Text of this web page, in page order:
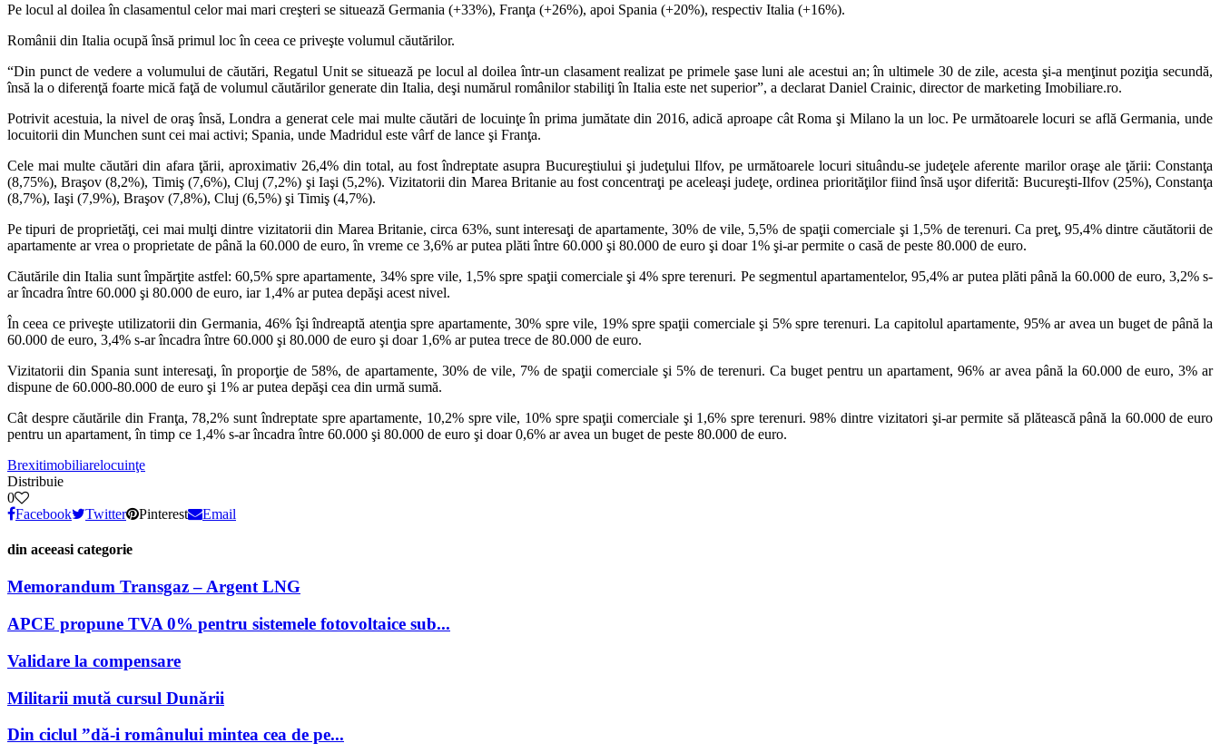
Pe locul al doilea în clasamentul celor mai mari creşteri se situează Germania (+33%), Franţa (+26%), apoi Spania (+20%), respectiv Italia (+16%).
Românii din Italia ocupă însă primul loc în ceea ce priveşte volumul căutărilor.
“Din punct de vedere a volumului de căutări, Regatul Unit se situează pe locul al doilea într-un clasament realizat pe primele şase luni ale acestui an; în ultimele 30 de zile, acesta şi-a menţinut poziţia secundă,
însă la o diferenţă foarte mică faţă de volumul căutărilor generate din Italia, deşi numărul românilor stabiliţi în Italia este net superior”, a declarat Daniel Crainic, director de marketing Imobiliare.ro.
Potrivit acestuia, la nivel de oraş însă, Londra a generat cele mai multe căutări de locuinţe în prima jumătate din 2016, adică aproape cât Roma şi Milano la un loc. Pe următoarele locuri se află Germania, unde
locuitorii din Munchen sunt cei mai activi; Spania, unde Madridul este vârf de lance şi Franţa.
Cele mai multe căutări din afara ţării, aproximativ 26,4% din total, au fost îndreptate asupra Bucureştiului şi judeţului Ilfov, pe următoarele locuri situându-se judeţele aferente marilor oraşe ale ţării: Constanţa
(8,75%), Braşov (8,2%), Timiş (7,6%), Cluj (7,2%) şi Iaşi (5,2%). Vizitatorii din Marea Britanie au fost concentraţi pe aceleaşi judeţe, ordinea priorităţilor fiind însă uşor diferită: Bucureşti-Ilfov (25%), Constanţa
(8,7%), Iaşi (7,9%), Braşov (7,8%), Cluj (6,5%) şi Timiş (4,7%).
Pe tipuri de proprietăţi, cei mai mulţi dintre vizitatorii din Marea Britanie, circa 63%, sunt interesaţi de apartamente, 30% de vile, 5,5% de spaţii comerciale şi 1,5% de terenuri. Ca preţ, 95,4% dintre căutătorii de
apartamente ar vrea o proprietate de până la 60.000 de euro, în vreme ce 3,6% ar putea plăti între 60.000 şi 80.000 de euro şi doar 1% şi-ar permite o casă de peste 80.000 de euro.
Căutările din Italia sunt împărţite astfel: 60,5% spre apartamente, 34% spre vile, 1,5% spre spaţii comerciale şi 4% spre terenuri. Pe segmentul apartamentelor, 95,4% ar putea plăti până la 60.000 de euro, 3,2% s-
ar încadra între 60.000 şi 80.000 de euro, iar 1,4% ar putea depăşi acest nivel.
În ceea ce priveşte utilizatorii din Germania, 46% îşi îndreaptă atenţia spre apartamente, 30% spre vile, 19% spre spaţii comerciale şi 5% spre terenuri. La capitolul apartamente, 95% ar avea un buget de până la
60.000 de euro, 3,4% s-ar încadra între 60.000 şi 80.000 de euro şi doar 1,6% ar putea trece de 80.000 de euro.
Vizitatorii din Spania sunt interesaţi, în proporţie de 58%, de apartamente, 30% de vile, 7% de spaţii comerciale şi 5% de terenuri. Ca buget pentru un apartament, 96% ar avea până la 60.000 de euro, 3% ar
dispune de 60.000-80.000 de euro şi 1% ar putea depăşi cea din urmă sumă.
Cât despre căutările din Franţa, 78,2% sunt îndreptate spre apartamente, 10,2% spre vile, 10% spre spaţii comerciale şi 1,6% spre terenuri. 98% dintre vizitatori şi-ar permite să plătească până la 60.000 de euro
pentru un apartament, în timp ce 1,4% s-ar încadra între 60.000 şi 80.000 de euro şi doar 0,6% ar avea un buget de peste 80.000 de euro.
Brexitimobiliarelocuinţe
Distribuie
0
Facebook
Twitter Pinterest Email
din aceeasi categorie
Memorandum Transgaz – Argent LNG
APCE propune TVA 0% pentru sistemele fotovoltaice sub...
Validare la compensare
Militarii mută cursul Dunării
Din ciclul ”dă-i românului mintea cea de pe...